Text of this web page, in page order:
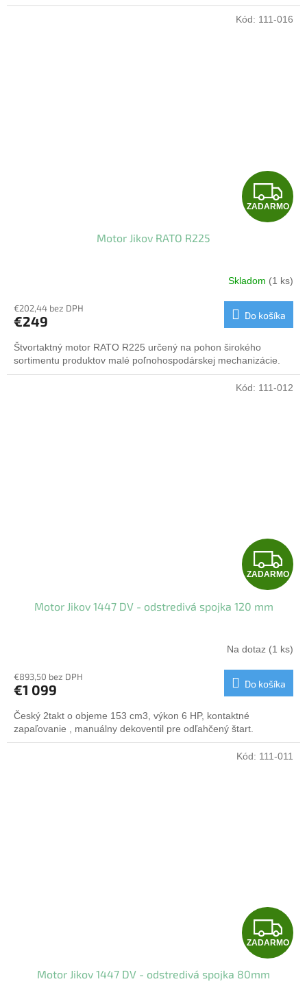
Z
A
A
R
M
ZADARMO
Motor Jikov RATO R225
Skladom (1 ks)
€202,44 bez DPH
€249 Do košíka
Štvortaktný motor RATO R225 určený na pohon širokého
sortimentu produktov malé poľnohospodárskej mechanizácie.
Kód: 111-016
Z
A
A
R
M
ZADARMO
Motor Jikov 1447 DV - odstredivá spojka 120 mm
Na dotaz (1 ks)
€893,50 bez DPH
€1 099 Do košíka
Český 2takt o objeme 153 cm3, výkon 6 HP, kontaktné
zapaľovanie , manuálny dekoventil pre odľahčený štart.
Kód: 111-012
Z
A
ZADARMO
Motor Jikov 1447 DV - odstredivá spojka 80mm
Kód: 111-011